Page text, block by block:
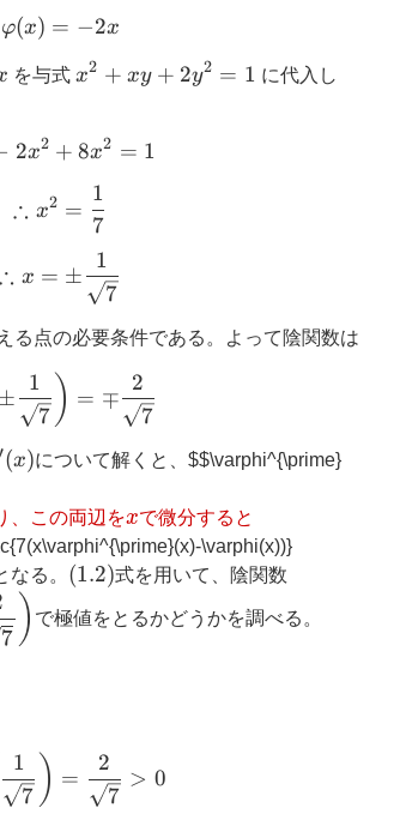
\varphi(x)=-2x
φ(x) = −2x
を与式x^2+xy+2y^2=1
x2 + xy + 2y2 = 1 に代入し
x^2-2x^2+8x^2=1
2x2 + 8x2 = 1
\therefore x^2=\dfrac{1}{7}
∴ x2 =
7
1
\therefore
∴ x = ±
7
1
る点の必要条件である。よって陰関数は
±
7
1 ) = ∓
7
2
′(x)について解くと、 $$\varphi^{\prime}
、この両辺をx
xで微分すると
\varphi(x))}
なる。 (1.2)
(1.2)式を用いて、陰関数
7 ) で極値をとるかどうかを調べる。
7
1 ) =
7
2
> 0